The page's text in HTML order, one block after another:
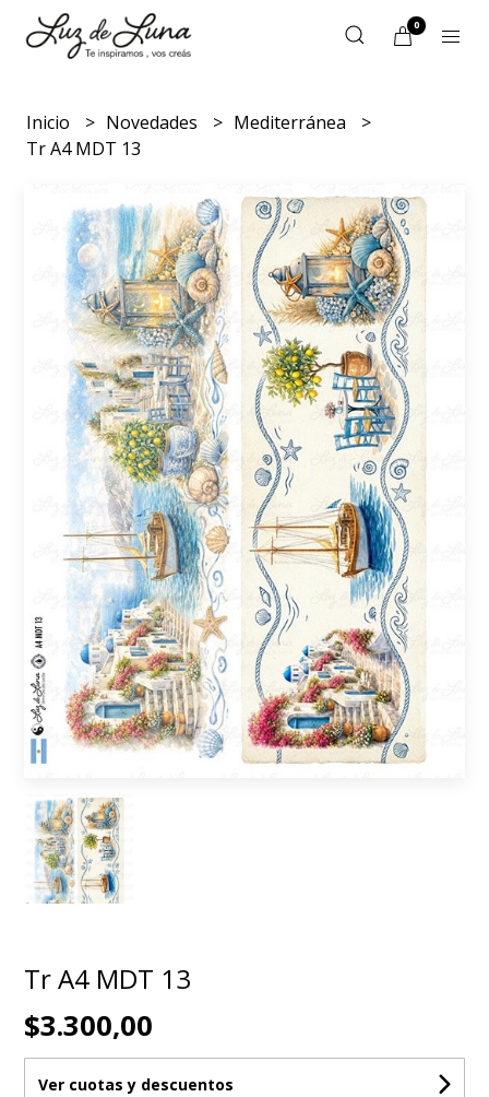
0
Inicio Novedades
Mediterránea
Tr A4 MDT 13
Tr A4 MDT 13
$3.300,00
Ver cuotas y descuentos